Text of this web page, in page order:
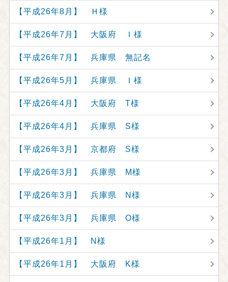
【平成26年8月】 Ｈ様
【平成26年7月】 大阪府 Ｉ様
【平成26年7月】 兵庫県 無記名
【平成26年5月】 兵庫県 Ｉ様
【平成26年4月】 大阪府 T様
【平成26年4月】 兵庫県 S様
【平成26年3月】 京都府 S様
【平成26年3月】 兵庫県 M様
【平成26年3月】 兵庫県 N様
【平成26年3月】 兵庫県 O様
【平成26年1月】 N様
【平成26年1月】 大阪府 K様